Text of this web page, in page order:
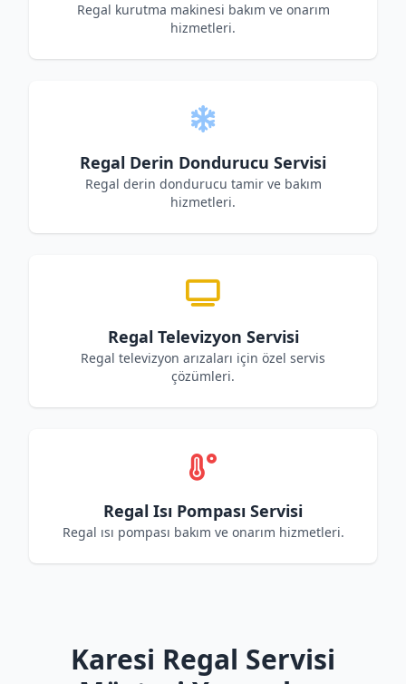
Regal kurutma makinesi bakım ve onarım
hizmetleri.
Regal Derin Dondurucu Servisi
Regal derin dondurucu tamir ve bakım
hizmetleri.
Regal Televizyon Servisi
Regal televizyon arızaları için özel servis
çözümleri.
Regal Isı Pompası Servisi
Regal ısı pompası bakım ve onarım hizmetleri.
Karesi Regal Servisi